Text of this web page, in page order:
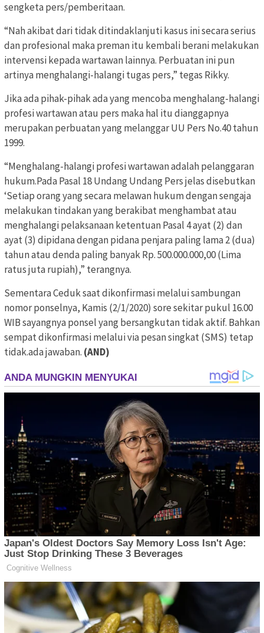
sengketa pers/pemberitaan.
“Nah akibat dari tidak ditindaklanjuti kasus ini secara serius
dan profesional maka preman itu kembali berani melakukan
intervensi kepada wartawan lainnya. Perbuatan ini pun
artinya menghalangi-halangi tugas pers,” tegas Rikky.
Jika ada pihak-pihak ada yang mencoba menghalang-halangi
profesi wartawan atau pers maka hal itu dianggapnya
merupakan perbuatan yang melanggar UU Pers No.40 tahun
1999.
“Menghalang-halangi profesi wartawan adalah pelanggaran
hukum.Pada Pasal 18 Undang Undang Pers jelas disebutkan
‘Setiap orang yang secara melawan hukum dengan sengaja
melakukan tindakan yang berakibat menghambat atau
menghalangi pelaksanaan ketentuan Pasal 4 ayat (2) dan
ayat (3) dipidana dengan pidana penjara paling lama 2 (dua)
tahun atau denda paling banyak Rp. 500.000.000,00 (Lima
ratus juta rupiah),” terangnya.
Sementara Ceduk saat dikonfirmasi melalui sambungan
nomor ponselnya, Kamis (2/1/2020) sore sekitar pukul 16.00
WIB sayangnya ponsel yang bersangkutan tidak aktif. Bahkan
sempat dikonfirmasi melalui via pesan singkat (SMS) tetap
tidak.ada jawaban. (AND)